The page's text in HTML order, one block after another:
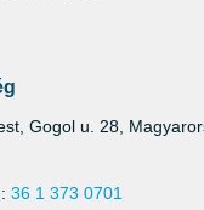
Gogol u. 28,
36 1 373 0701